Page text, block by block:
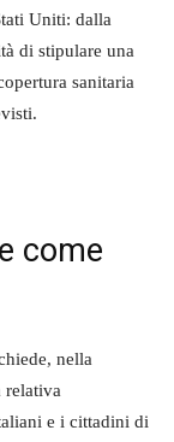
Uniti: dalla
di stipulare una
sanitaria
come
nella
relativa
e i cittadini di